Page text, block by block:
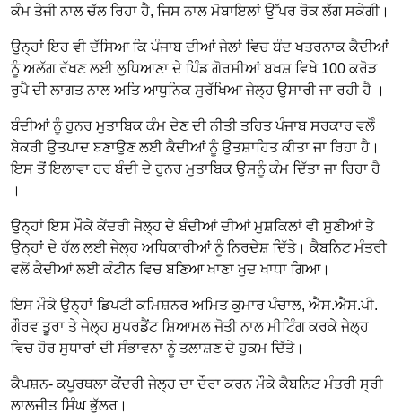
ਕੰਮ ਤੇਜੀ ਨਾਲ ਚੱਲ ਰਿਹਾ ਹੈ, ਜਿਸ ਨਾਲ ਮੋਬਾਇਲਾਂ ਉੱਪਰ ਰੋਕ ਲੱਗ ਸਕੇਗੀ।
ਉਨ੍ਹਾਂ ਇਹ ਵੀ ਦੱਸਿਆ ਕਿ ਪੰਜਾਬ ਦੀਆਂ ਜੇਲਾਂ ਵਿਚ ਬੰਦ ਖਤਰਨਾਕ ਕੈਦੀਆਂ
ਨੂੰ ਅਲੱਗ ਰੱਖਣ ਲਈ ਲੁਧਿਆਣਾ ਦੇ ਪਿੰਡ ਗੋਰਸੀਆਂ ਬਖਸ਼ ਵਿਖੇ 100 ਕਰੋੜ
ਰੁਪੈ ਦੀ ਲਾਗਤ ਨਾਲ ਅਤਿ ਆਧੁਨਿਕ ਸੁਰੱਖਿਆ ਜੇਲ੍ਹ ਉਸਾਰੀ ਜਾ ਰਹੀ ਹੈ ।
ਬੰਦੀਆਂ ਨੂੰ ਹੁਨਰ ਮੁਤਾਬਿਕ ਕੰਮ ਦੇਣ ਦੀ ਨੀਤੀ ਤਹਿਤ ਪੰਜਾਬ ਸਰਕਾਰ ਵਲੋੰ
ਬੇਕਰੀ ਉਤਪਾਦ ਬਣਾਉਣ ਲਈ ਕੈਦੀਆਂ ਨੂੰ ਉਤਸ਼ਾਹਿਤ ਕੀਤਾ ਜਾ ਰਿਹਾ ਹੈ।
ਇਸ ਤੋਂ ਇਲਾਵਾ ਹਰ ਬੰਦੀ ਦੇ ਹੁਨਰ ਮੁਤਾਬਿਕ ਉਸਨੂੰ ਕੰਮ ਦਿੱਤਾ ਜਾ ਰਿਹਾ ਹੈ
।
ਉਨ੍ਹਾਂ ਇਸ ਮੌਕੇ ਕੇਂਦਰੀ ਜੇਲ੍ਹ ਦੇ ਬੰਦੀਆਂ ਦੀਆਂ ਮੁਸ਼ਕਿਲਾਂ ਵੀ ਸੁਣੀਆਂ ਤੇ
ਉਨ੍ਹਾਂ ਦੇ ਹੱਲ ਲਈ ਜੇਲ੍ਹ ਅਧਿਕਾਰੀਆਂ ਨੂੰ ਨਿਰਦੇਸ਼ ਦਿੱਤੇ। ਕੈਬਨਿਟ ਮੰਤਰੀ
ਵਲੋਂ ਕੈਦੀਆਂ ਲਈ ਕੰਟੀਨ ਵਿਚ ਬਣਿਆ ਖਾਣਾ ਖੁਦ ਖਾਧਾ ਗਿਆ।
ਇਸ ਮੌਕੇ ਉਨ੍ਹਾਂ ਡਿਪਟੀ ਕਮਿਸ਼ਨਰ ਅਮਿਤ ਕੁਮਾਰ ਪੰਚਾਲ, ਐਸ.ਐਸ.ਪੀ.
ਗੌਰਵ ਤੂਰਾ ਤੇ ਜੇਲ੍ਹ ਸੁਪਰਡੈਂਟ ਸ਼ਿਆਮਲ ਜੋਤੀ ਨਾਲ ਮੀਟਿੰਗ ਕਰਕੇ ਜੇਲ੍ਹ
ਵਿਚ ਹੋਰ ਸੁਧਾਰਾਂ ਦੀ ਸੰਭਾਵਨਾ ਨੂੰ ਤਲਾਸ਼ਣ ਦੇ ਹੁਕਮ ਦਿੱਤੇ।
ਕੈਪਸ਼ਨ- ਕਪੂਰਥਲਾ ਕੇਂਦਰੀ ਜੇਲ੍ਹ ਦਾ ਦੌਰਾ ਕਰਨ ਮੌਕੇ ਕੈਬਨਿਟ ਮੰਤਰੀ ਸ੍ਰੀ
ਲਾਲਜੀਤ ਸਿੰਘ ਭੁੱਲਰ।